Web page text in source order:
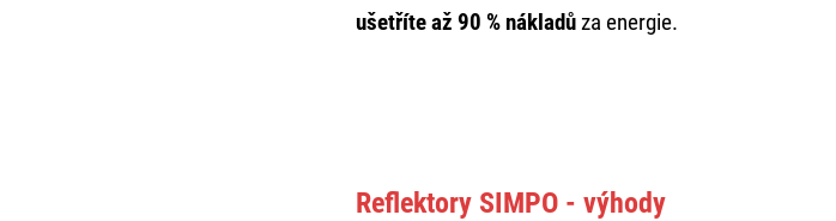
ušetříte až 90 % nákladůza energie.
Reflektory SIMPO - výhody